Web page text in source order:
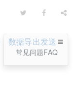
常见问题FAQ
数据导出发送